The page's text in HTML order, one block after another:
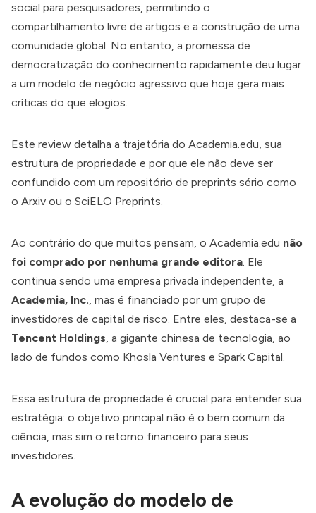
social para pesquisadores, permitindo o
compartilhamento livre de artigos e a construção de uma
comunidade global. No entanto, a promessa de
democratização do conhecimento rapidamente deu lugar
a um modelo de negócio agressivo que hoje gera mais
críticas do que elogios.
Este review detalha a trajetória do Academia.edu, sua
estrutura de propriedade e por que ele não deve ser
confundido com um repositório de preprints sério como
o Arxiv ou o SciELO Preprints.
Ao contrário do que muitos pensam, o Academia.edu não
foi comprado por nenhuma grande editora. Ele
continua sendo uma empresa privada independente, a
Academia, Inc., mas é financiado por um grupo de
investidores de capital de risco. Entre eles, destaca-se a
Tencent Holdings, a gigante chinesa de tecnologia, ao
lado de fundos como Khosla Ventures e Spark Capital.
Essa estrutura de propriedade é crucial para entender sua
estratégia: o objetivo principal não é o bem comum da
ciência, mas sim o retorno financeiro para seus
investidores.
A evolução do modelo de